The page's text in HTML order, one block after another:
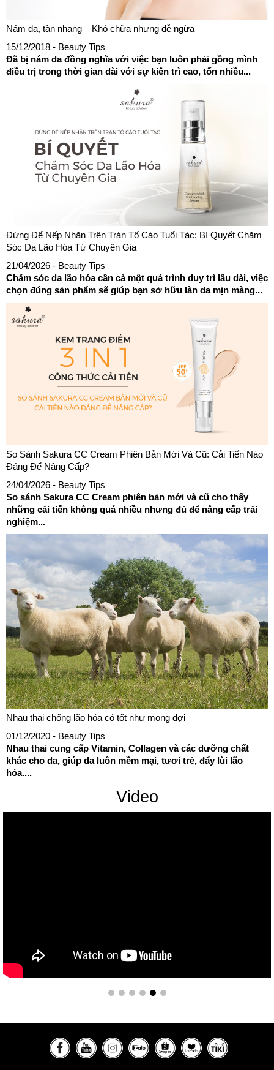
Nám da, tàn nhang – Khó chữa nhưng dễ ngừa
15/12/2018 - Beauty Tips
Đã bị nám da đồng nghĩa với việc bạn luôn phải gồng mình
điều trị trong thời gian dài với sự kiên trì cao, tốn nhiều...
Đừng Để Nếp Nhăn Trên Trán Tố Cáo Tuổi Tác: Bí Quyết Chăm
Sóc Da Lão Hóa Từ Chuyên Gia
21/04/2026 - Beauty Tips
Chăm sóc da lão hóa cần cả một quá trình duy trì lâu dài, việc
chọn đúng sản phẩm sẽ giúp bạn sở hữu làn da mịn màng...
So Sánh Sakura CC Cream Phiên Bản Mới Và Cũ: Cải Tiến Nào
Đáng Để Nâng Cấp?
24/04/2026 - Beauty Tips
So sánh Sakura CC Cream phiên bản mới và cũ cho thấy
những cải tiến không quá nhiều nhưng đủ để nâng cấp trải
nghiệm...
Nhau thai chống lão hóa có tốt như mong đợi
01/12/2020 - Beauty Tips
Nhau thai cung cấp Vitamin, Collagen và các dưỡng chất
khác cho da, giúp da luôn mềm mại, tươi trẻ, đẩy lùi lão
hóa....
Video